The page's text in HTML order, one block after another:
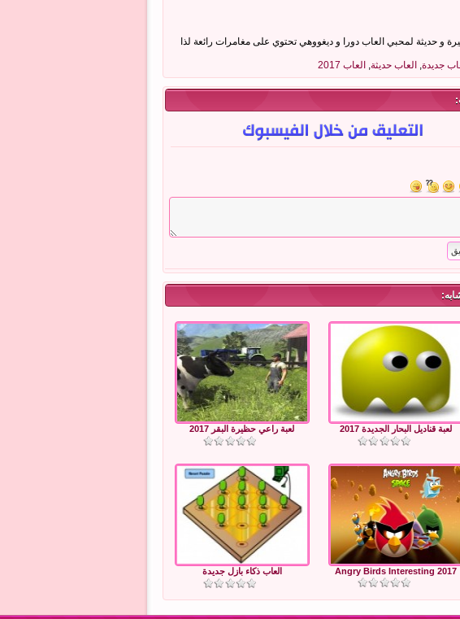
لعبة رائعة و مثيرة و حديثة لمحبي العاب دورا و ديغووهي تحتوي على مغامرات رائعة لذا
جديدة, العاب حديثة, العاب 2017
لعبة قناديل البحار الجديدة 2017 لعبة راعي حظيرة البقر 2017
Angry Birds Interesting 2017 العاب ذكاء بازل جديدة